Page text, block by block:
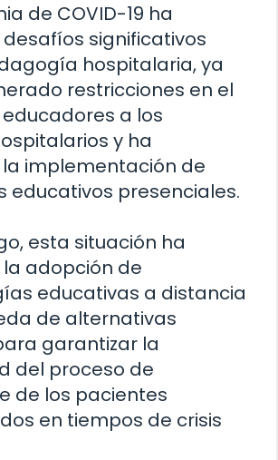
de COVID-19 ha
significativos
hospitalaria, ya
restricciones en el
a los
y ha
implementación de
educativos presenciales.
esta situación ha
adopción de
educativas a distancia
de alternativas
garantizar la
del proceso de
de los pacientes
en tiempos de crisis